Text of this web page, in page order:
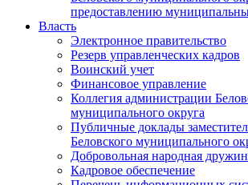
предоставлению
Власть
Электронное правительство
Резерв управленческих кадров
Воинский учет
Финансовое управление
Коллегия администрации
муниципального округа
Публичные доклады
Беловского муниципального
Добровольная народная
Кадровое обеспечение